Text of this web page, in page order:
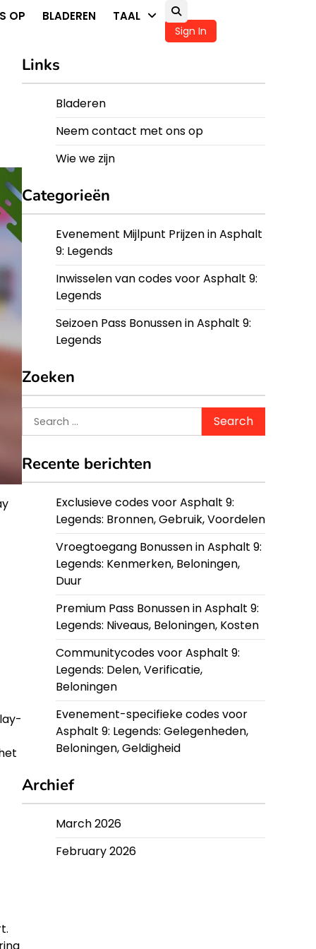
OP BLADEREN TAAL
Sign In
Links
Bladeren
Neem contact met ons op
Wie we zijn
Categorieën
Evenement Mijlpunt Prijzen in Asphalt
9: Legends
Inwisselen van codes voor Asphalt 9:
Legends
Seizoen Pass Bonussen in Asphalt 9:
Legends
Zoeken
Search
for:
Recente berichten
Exclusieve codes voor Asphalt 9:
Legends: Bronnen, Gebruik, Voordelen
Vroegtoegang Bonussen in Asphalt 9:
Legends: Kenmerken, Beloningen,
Duur
Premium Pass Bonussen in Asphalt 9:
Legends: Niveaus, Beloningen, Kosten
Communitycodes voor Asphalt 9:
Legends: Delen, Verificatie,
Beloningen
Evenement-specifieke codes voor
Asphalt 9: Legends: Gelegenheden,
Beloningen, Geldigheid
Archief
March 2026
February 2026